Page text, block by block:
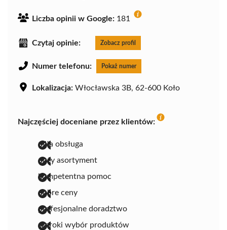
Liczba opinii w Google: 181
Czytaj opinie: Zobacz profil
Numer telefonu: Pokaż numer
Lokalizacja: Włocławska 3B, 62-600 Koło
Najczęściej doceniane przez klientów:
miła obsługa
duży asortyment
kompetentna pomoc
dobre ceny
profesjonalne doradztwo
szeroki wybór produktów